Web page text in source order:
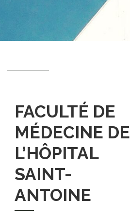
FACULTÉ DE
MÉDECINE DE
L’HÔPITAL
SAINT-
ANTOINE